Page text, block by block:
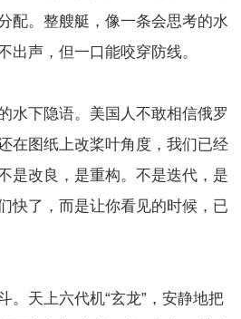
配。整艘艇，像一条会思考的水
出声，但一口能咬穿防线。
水下隐语。美国人不敢相信俄罗
在图纸上改桨叶角度，我们已经
是改良，是重构。不是迭代，是
快了，而是让你看见的时候，已
。天上六代机“玄龙”，安静地把